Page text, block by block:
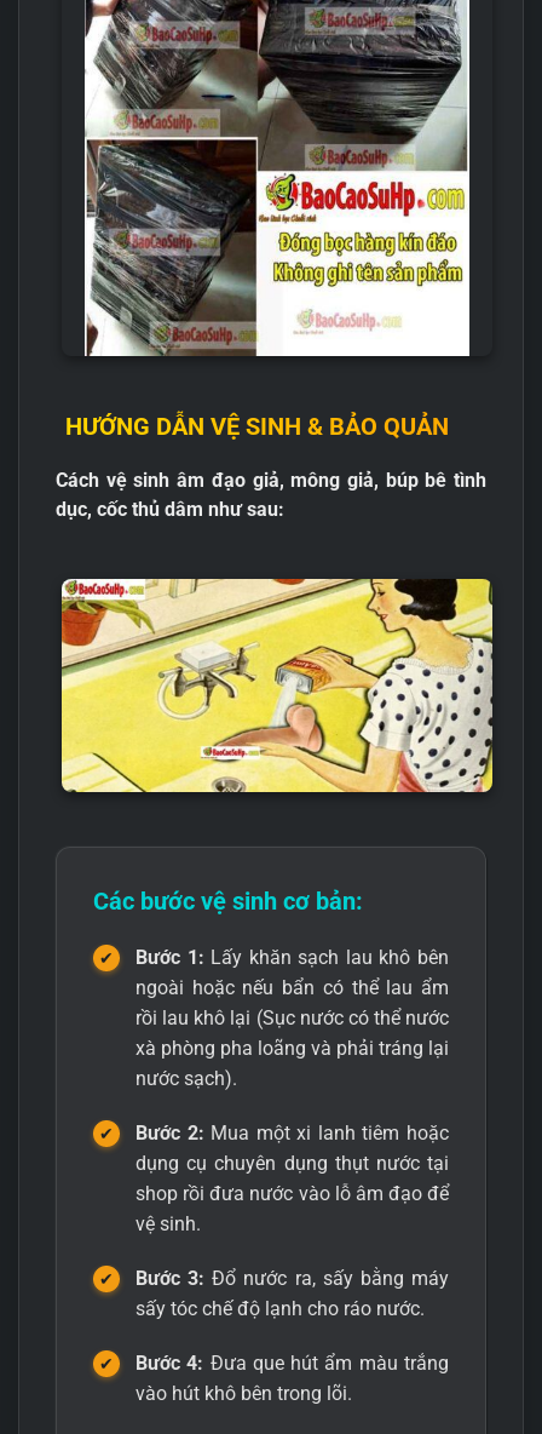
HƯỚNG DẪN VỆ SINH & BẢO QUẢN
Cách vệ sinh âm đạo giả, mông giả, búp bê tình
dục, cốc thủ dâm như sau:
Các bước vệ sinh cơ bản:
Bước 1: Lấy khăn sạch lau khô bên
ngoài hoặc nếu bẩn có thể lau ẩm
rồi lau khô lại (Sục nước có thể nước
xà phòng pha loãng và phải tráng lại
nước sạch).
Bước 2: Mua một xi lanh tiêm hoặc
dụng cụ chuyên dụng thụt nước tại
shop rồi đưa nước vào lỗ âm đạo để
vệ sinh.
Bước 3: Đổ nước ra, sấy bằng máy
sấy tóc chế độ lạnh cho ráo nước.
Bước 4: Đưa que hút ẩm màu trắng
vào hút khô bên trong lõi.